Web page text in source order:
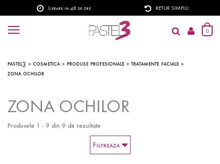
Livrare in 48 de ore RETUR SIMPLU
0
pastel3 » cosmetica » produse profesionale » tratamente faciale »
zona ochilor
ZONA OCHILOR
Produsele 1 - 9 din 9 de rezultate
Filtreaza